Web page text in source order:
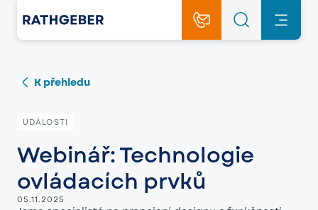
K přehledu
UDÁLOSTI
Webinář: Technologie
ovládacích prvků
05.11.2025